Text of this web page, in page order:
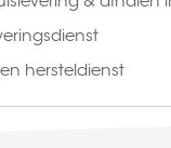
hersteldienst